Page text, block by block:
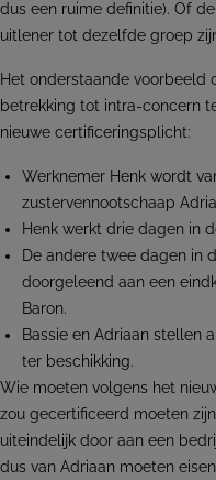
dus een ruime definitie). Of
uitlener tot dezelfde groep
Het onderstaande
betrekking tot intra-concern
nieuwe certificeringsplicht:
Werknemer Henk wordt
zustervennootschaap
Henk werkt drie dagen in
De andere twee dagen in
doorgeleend aan een
Baron.
Bassie en Adriaan stellen
ter beschikking.
Wie moeten volgens het
zou gecertificeerd moeten
uiteindelijk door aan een
dus van Adriaan moeten